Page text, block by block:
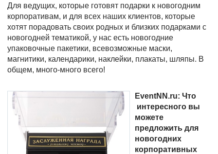
Для ведущих, которые готовят подарки к новогодним
корпоративам, и для всех наших клиентов, которые
хотят порадовать своих родных и близких подарками с
новогодней тематикой, у нас есть новогодние
упаковочные пакетики, всевозможные маски,
магнитики, календарики, наклейки, плакаты, шляпы. В
общем, много-много всего!
EventNN.ru: Что
интересного вы
можете
предложить для
новогодних
корпоративных